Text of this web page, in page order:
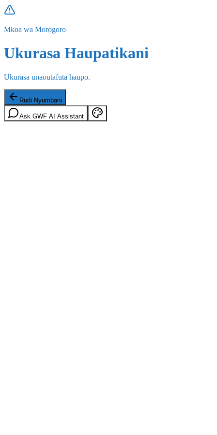
Mkoa wa Morogoro
Ukurasa Haupatikani
Ukurasa unaoutafuta haupo.
Rudi Nyumbani
Ask GWF AI Assistant